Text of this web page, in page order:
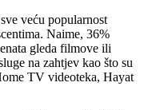
veću popularnost
Naime, 36%
gleda filmove ili
na zahtjev kao što su
TV videoteka, Hayat